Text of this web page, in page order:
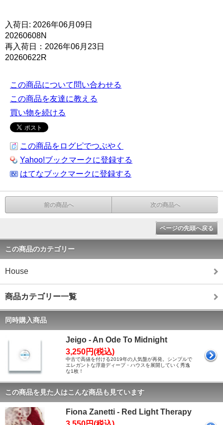
入荷日: 2026年06月09日
20260608N
再入荷日：2026年06月23日
20260622R
この商品について問い合わせる
この商品を友達に教える
買い物を続ける
この商品をログピでつぶやく
Yahoo!ブックマークに登録する
はてなブックマークに登録する
前の商品へ 次の商品へ
ページの先頭へ戻る
この商品のカテゴリー
House
商品カテゴリー一覧
同時購入商品
Jeigo - An Ode To Midnight
3,250円(税込)
中古で高値を付ける2019年の人気盤が再発。シンプルで
エレガントな浮遊ディープ・ハウスを展開していく秀逸
な1枚！
この商品を見た人はこんな商品も見ています
Fiona Zanetti - Red Light Therapy